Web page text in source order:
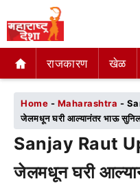
राजकारण खेळ
राजकारण खेळ
Home - Maharashtra -
जेलमधून घरी आल्यानंतर भाऊ सुनिल
Sanjay Raut
जेलमधून घरी